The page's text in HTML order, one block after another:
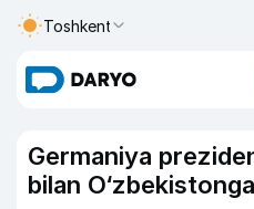
Toshkent
Germaniya
bilan